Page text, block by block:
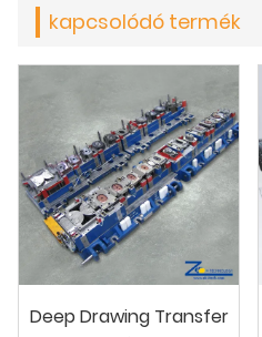
kapcsolódó termék
Deep Drawing Transfer